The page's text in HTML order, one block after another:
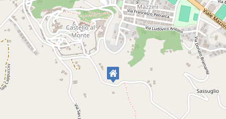
San Severino Marche
Casa Vacanze Al Castello
CASA VACANZE